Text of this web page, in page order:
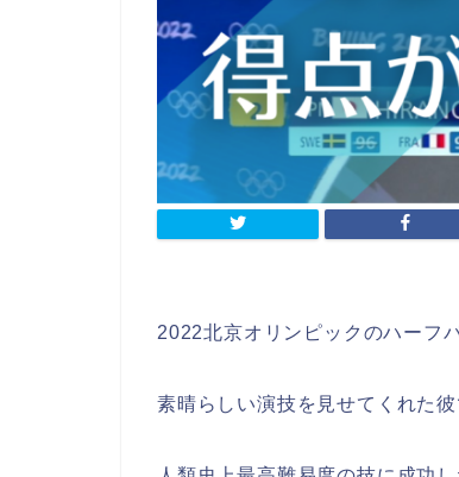
2022北京オリンピックのハーフ
素晴らしい演技を見せてくれた